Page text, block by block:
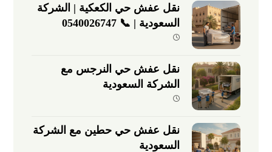
نقل عفش حي الكعكية | الشركة
السعودية | 📞 0540026747
نقل عفش حي النرجس مع
الشركة السعودية
نقل عفش حي حطين مع الشركة
السعودية